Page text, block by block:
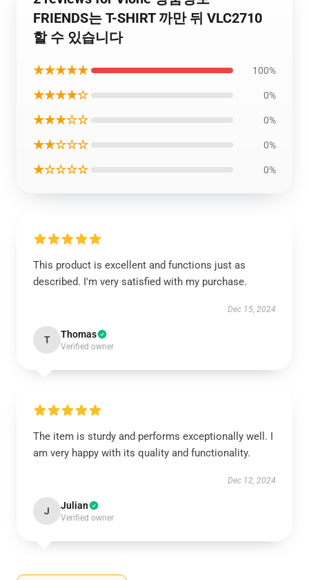
FRIENDS는 T-SHIRT 까만 뒤 VLC2710
할 수 있습니다
★★★★★ 100%
★★★★☆ 0%
★★★☆☆ 0%
★★☆☆☆ 0%
★☆☆☆☆ 0%
This product is excellent and functions just as
described. I'm very satisfied with my purchase.
Dec 15, 2024
T Thomas
Verified owner
The item is sturdy and performs exceptionally well. I
am very happy with its quality and functionality.
Dec 12, 2024
J Julian
Verified owner